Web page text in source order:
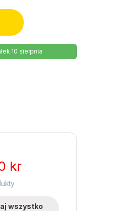
10 sierpnia
kr
wszystko